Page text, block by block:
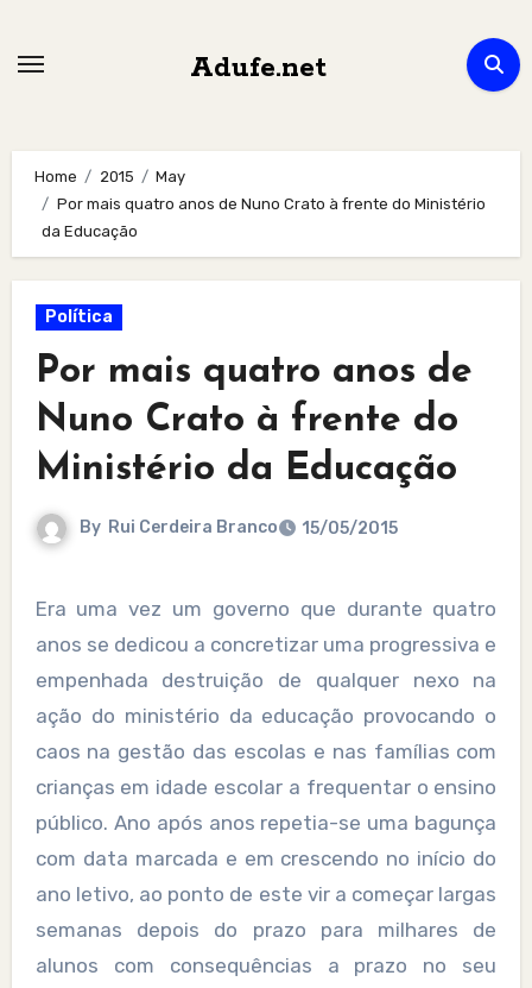
Adufe.net
Home 2015
May
Por mais quatro anos de Nuno Crato à frente do Ministério
da Educação
Política
Por mais quatro anos de
Nuno Crato à frente do
Ministério da Educação
By Rui Cerdeira Branco 15/05/2015
Era uma vez um governo que durante quatro
anos se dedicou a concretizar uma progressiva e
empenhada destruição de qualquer nexo na
ação do ministério da educação provocando o
caos na gestão das escolas e nas famílias com
crianças em idade escolar a frequentar o ensino
público. Ano após anos repetia-se uma bagunça
com data marcada e em crescendo no início do
ano letivo, ao ponto de este vir a começar largas
semanas depois do prazo para milhares de
alunos com consequências a prazo no seu